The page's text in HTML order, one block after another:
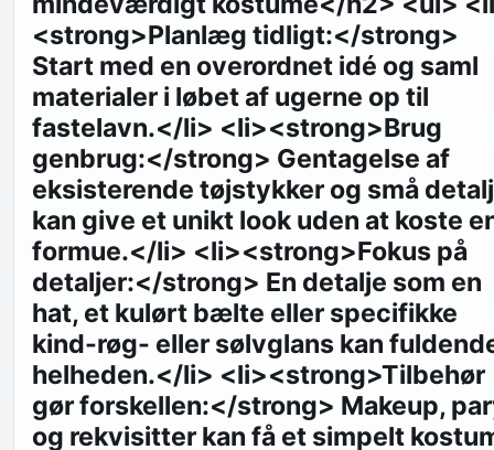
<strong>Planlæg tidligt:</strong>
Start med en overordnet idé og saml
materialer i løbet af ugerne op til
fastelavn.</li> <li><strong>Brug
genbrug:</strong> Gentagelse af
eksisterende tøjstykker og små
kan give et unikt look uden at koste
formue.</li> <li><strong>Fokus på
detaljer:</strong> En detalje som en
hat, et kulørt bælte eller specifikke
kind-røg- eller sølvglans kan
helheden.</li> <li><strong>Tilbehør
gør forskellen:</strong> Makeup,
og rekvisitter kan få et simpelt